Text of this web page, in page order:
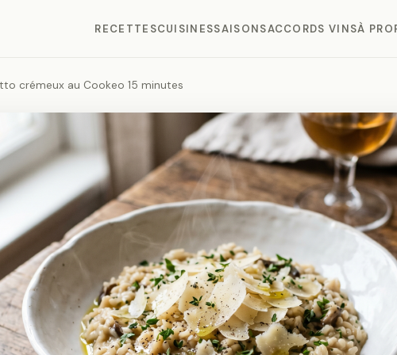
RECETTESCUISINESSAISONSACCORDS VINSÀ
crémeux au Cookeo 15 minutes